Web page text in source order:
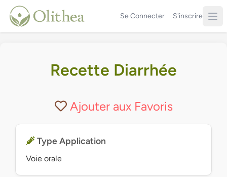
Se Connecter S'inscrire
Recette Diarrhée
Ajouter aux Favoris
Type Application
Voie orale